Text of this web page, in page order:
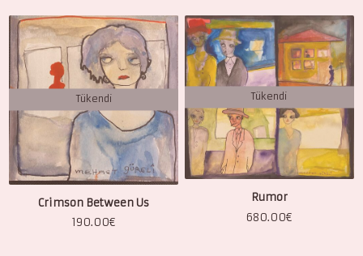
Tükendi
Crimson Between Us
190.00€
Tükendi
Rumor
680.00€